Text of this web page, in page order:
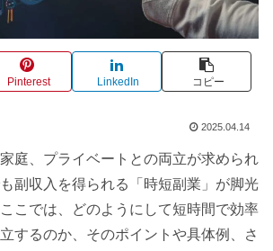
Pinterest LinkedIn コピー
2025.04.14
庭、プライベートとの両立が求められ
副収入を得られる「時短副業」が脚光
こでは、どのようにして短時間で効率
するのか、そのポイントや具体例、さ